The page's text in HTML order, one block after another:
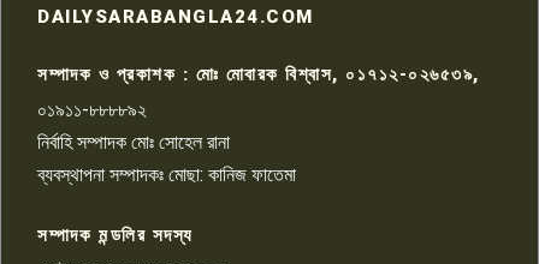
রাজশাহীতে সন্ত্রাসী হামলায় গুরুতর
চাঁদাবাজি ও হয়রানির অভিযোগ
DAILYSARABANGLA24.COM
সম্পাদক ও প্রকাশক : মোঃ মোবারক বিশ্বাস, ০১৭১২-০২৬৫৩৯,
০১৯১১-৮৮৮৮৯২
নির্বাহি সম্পাদক মোঃ সোহেল রানা
ব্যবস্থাপনা সম্পাদকঃ মোছা: কানিজ ফাতেমা
সম্পাদক মন্ডলির সদস্য